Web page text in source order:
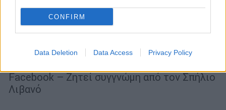
CONFIRM
Data Deletion Data Access Privacy Policy
Ο Πέτρος Δούκας απαντά για τις
αναφορές που προκάλεσαν σάλο: Ατυχές
σχήμα λόγου που πήρε απρόσμενη
διάσταση
Facebook – Ζητεί συγγνώμη από τον Σπήλιο
Λιβανό